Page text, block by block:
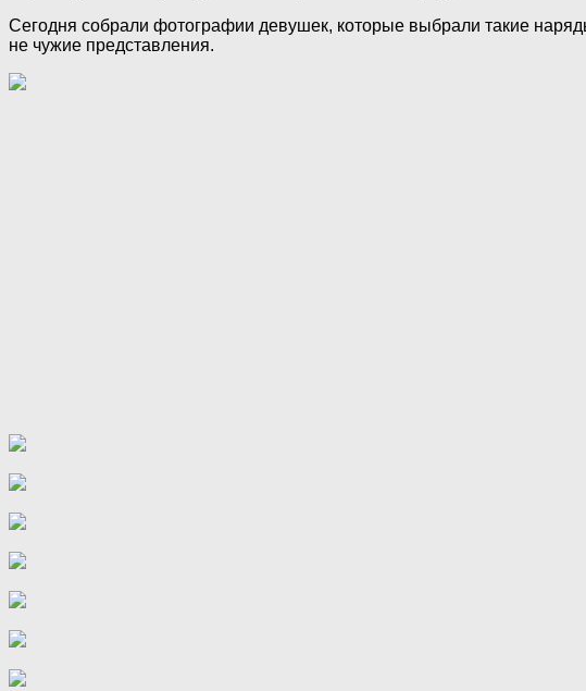
Сегодня собрали фотографии девушек, которые выбрали такие
не чужие представления.